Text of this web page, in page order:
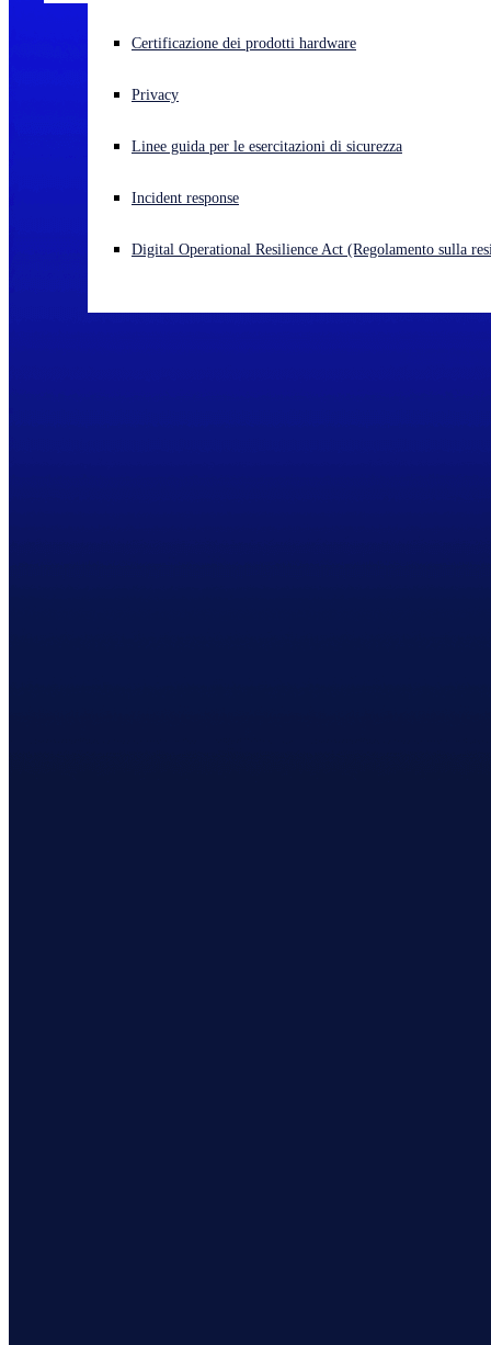
Cyberattacco in corso? Ottieni assistenza immediata
Open language switcher
Certificazione dei prodotti hardware
Privacy
Linee guida per le esercitazioni di sicurezza
Incident response
Digital Operational Resilience Act (Regolamento sulla